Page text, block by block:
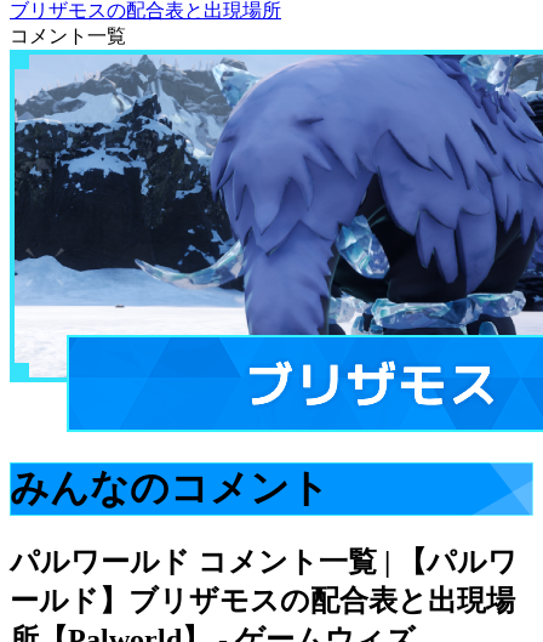
ブリザモスの配合表と出現場所
コメント一覧
みんなのコメント
パルワールド コメント一覧 | 【パルワ
ールド】ブリザモスの配合表と出現場